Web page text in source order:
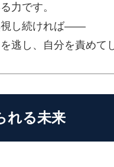
力です。
視し続ければ――
逃し、自分を責めて
れる未来